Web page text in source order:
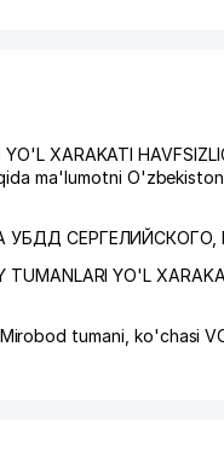
XARAKATI
ma'lumotni
TUMANLARI YO'L
Mirobod tumani ko'chasi